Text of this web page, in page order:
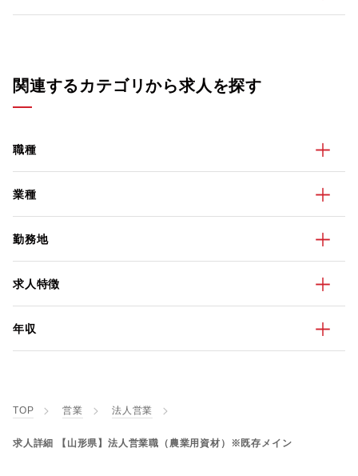
関連するカテゴリから求人を探す
職種
業種
勤務地
求人特徴
年収
TOP 営業 法人営業
求人詳細 【山形県】法人営業職（農業用資材）※既存メイン